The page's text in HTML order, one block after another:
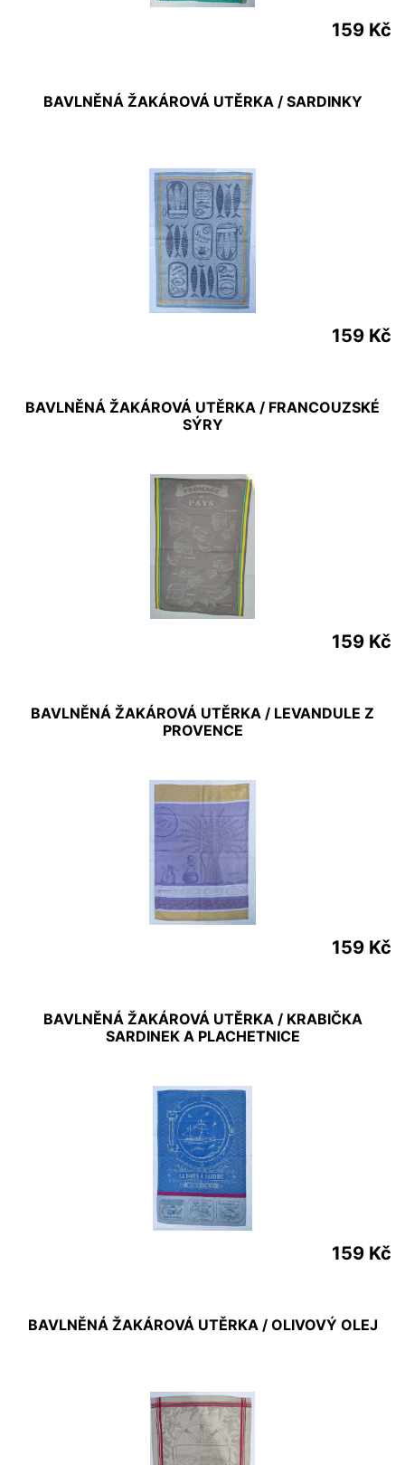
159 Kč
BAVLNĚNÁ ŽAKÁROVÁ UTĚRKA / SARDINKY
159 Kč
BAVLNĚNÁ ŽAKÁROVÁ UTĚRKA / FRANCOUZSKÉ
SÝRY
159 Kč
BAVLNĚNÁ ŽAKÁROVÁ UTĚRKA / LEVANDULE Z
PROVENCE
159 Kč
BAVLNĚNÁ ŽAKÁROVÁ UTĚRKA / KRABIČKA
SARDINEK A PLACHETNICE
159 Kč
BAVLNĚNÁ ŽAKÁROVÁ UTĚRKA / OLIVOVÝ OLEJ